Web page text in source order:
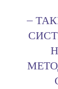
–